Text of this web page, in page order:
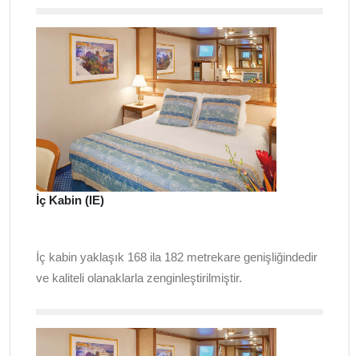
İç Kabin (IE)
İç kabin yaklaşık 168 ila 182 metrekare genişliğindedir
ve kaliteli olanaklarla zenginleştirilmiştir.